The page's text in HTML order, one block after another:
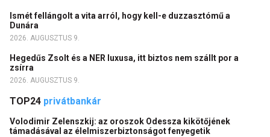
Ismét fellángolt a vita arról, hogy kell-e duzzasztómű a
Dunára
2026. AUGUSZTUS 9.
Hegedűs Zsolt és a NER luxusa, itt biztos nem szállt por a
zsírra
2026. AUGUSZTUS 9.
TOP24 privátbankár
Volodimir Zelenszkij: az oroszok Odessza kikötőjének
támadásával az élelmiszerbiztonságot fenyegetik